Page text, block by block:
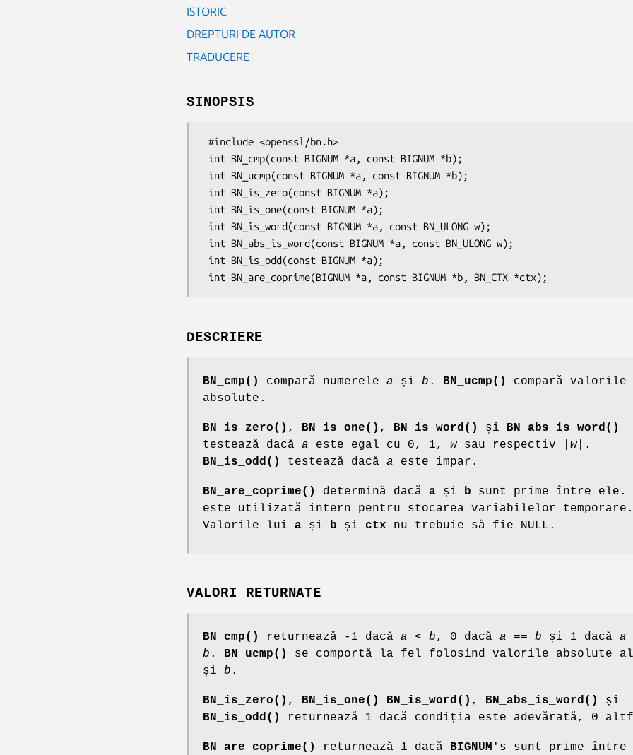
ISTORIC
DREPTURI DE AUTOR
TRADUCERE
SINOPSIS
DESCRIERE
BN_cmp() compară numerele a și b . BN_ucmp()
compară
absolute.
BN_is_zero() , BN_is_one() , BN_is_word() și
BN_abs_is_word()
testează dacă a este egal cu 0, 1, w sau respectiv | w |.
BN_is_odd()
testează dacă a este impar.
BN_are_coprime() determină dacă a și b sunt prime între ele.
este utilizată intern pentru stocarea variabilelor temporare.
Valorile lui a și b și ctx nu trebuie să fie NULL.
VALORI RETURNATE
BN_cmp() returnează -1 dacă a < b, 0 dacă a == b și 1 dacă a
b . BN_ucmp() se comportă la fel folosind valorile absolute
și b .
BN_is_zero() , BN_is_one() BN_is_word() , BN_abs_is_word()
și
BN_is_odd()
returnează 1 dacă condiția este adevărată, 0
BN_are_coprime() returnează 1 dacă BIGNUM 's sunt prime între